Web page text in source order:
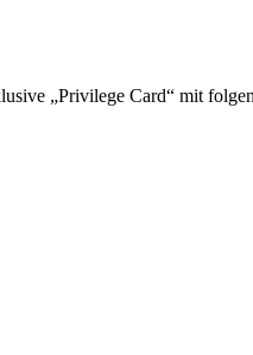
„Privilege Card“ mit